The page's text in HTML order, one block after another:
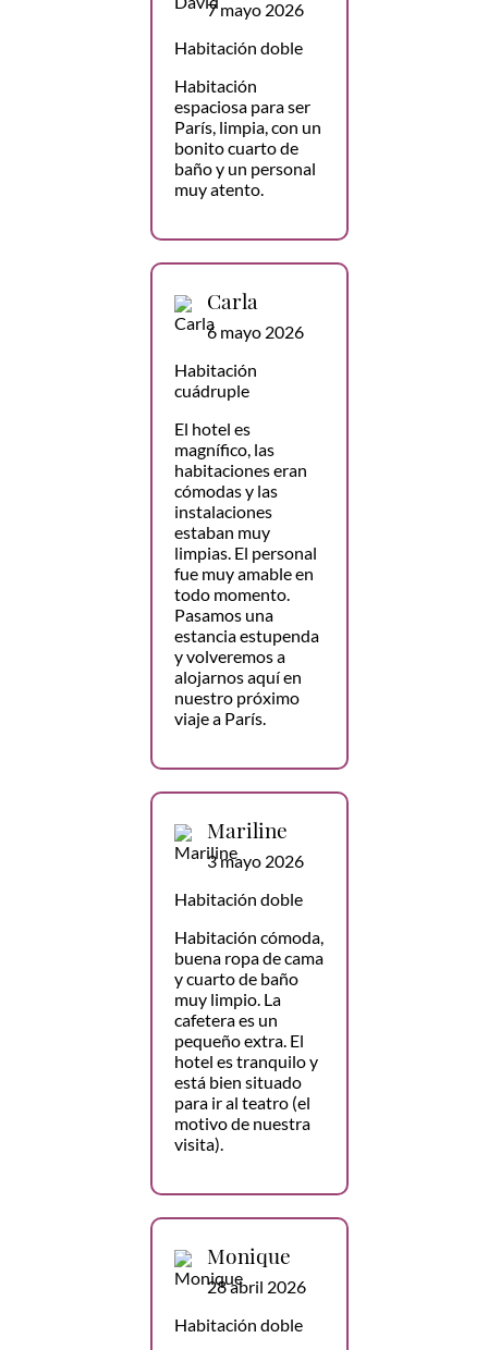
7 mayo 2026
Habitación doble
Habitación
espaciosa para ser
París, limpia, con un
bonito cuarto de
baño y un personal
muy atento.
Carla
6 mayo 2026
Habitación
cuádruple
El hotel es
magnífico, las
habitaciones eran
cómodas y las
instalaciones
estaban muy
limpias. El personal
fue muy amable en
todo momento.
Pasamos una
estancia estupenda
y volveremos a
alojarnos aquí en
nuestro próximo
viaje a París.
Mariline
3 mayo 2026
Habitación doble
Habitación cómoda,
buena ropa de cama
y cuarto de baño
muy limpio. La
cafetera es un
pequeño extra. El
hotel es tranquilo y
está bien situado
para ir al teatro (el
motivo de nuestra
visita).
Monique
28 abril 2026
Habitación doble